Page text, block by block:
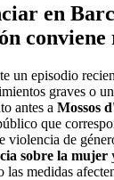
en
un episodio
graves o
antes a Mossos
que
violencia de
sobre la mujer
las medidas